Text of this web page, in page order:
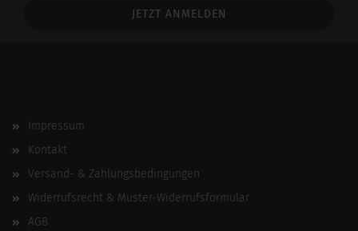
Impressum
Kontakt
Versand- & Zahlungsbedingungen
Widerrufsrecht & Muster-Widerrufsformular
AGB